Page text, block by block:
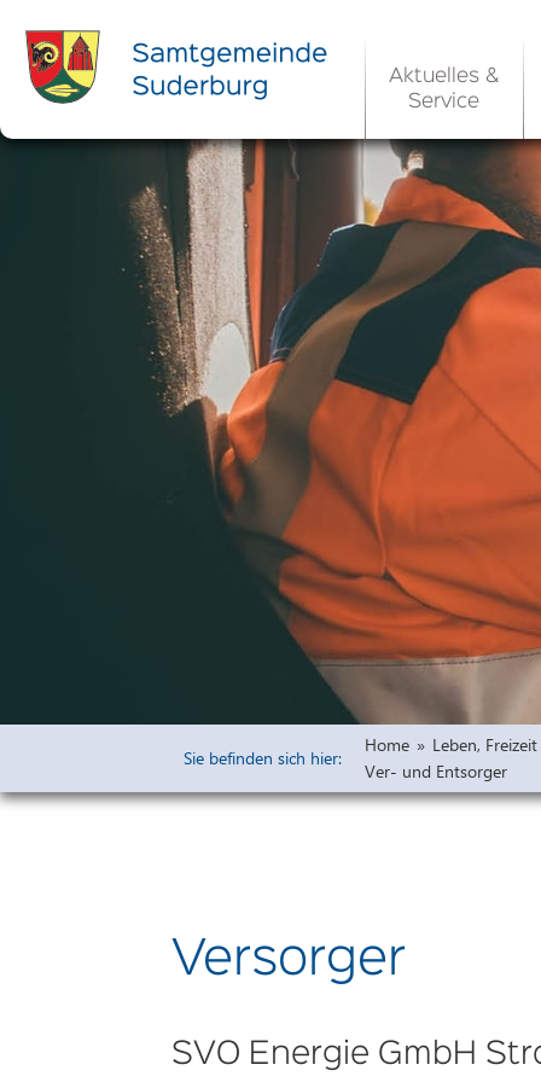
Aktuelles &
Service
Ortsrecht &
Rats- und
Aktuelle
Ortsrecht /
Allgemeine
Kommunale
EU-
Widmungen
Öffentliche
Bauleitpläne
Vorprüfung
Wirksame
Sie befinden sich hier:
Home » Leben,
Ver- und Entsorger
Versorger
SVO Energie GmbH